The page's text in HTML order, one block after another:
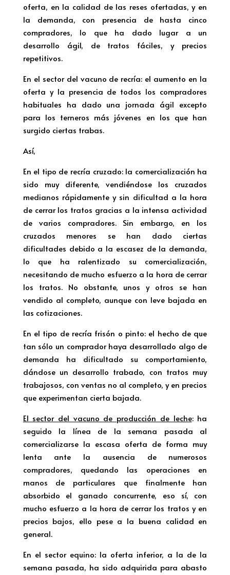
oferta, en la calidad de las reses ofertadas, y en
la demanda, con presencia de hasta cinco
compradores, lo que ha dado lugar a un
desarrollo ágil, de tratos fáciles, y precios
repetitivos.
En el sector del vacuno de recría: el aumento en la
oferta y la presencia de todos los compradores
habituales ha dado una jornada ágil excepto
para los terneros más jóvenes en los que han
surgido ciertas trabas.
Así,
En el tipo de recría cruzado: la comercialización ha
sido muy diferente, vendiéndose los cruzados
medianos rápidamente y sin dificultad a la hora
de cerrar los tratos gracias a la intensa actividad
de varios compradores. Sin embargo, en los
cruzados menores se han dado ciertas
dificultades debido a la escasez de la demanda,
lo que ha ralentizado su comercialización,
necesitando de mucho esfuerzo a la hora de cerrar
los tratos. No obstante, unos y otros se han
vendido al completo, aunque con leve bajada en
las cotizaciones.
En el tipo de recría frisón o pinto: el hecho de que
tan sólo un comprador haya desarrollado algo de
demanda ha dificultado su comportamiento,
dándose un desarrollo trabado, con tratos muy
trabajosos, con ventas no al completo, y en precios
que experimentan cierta bajada.
El sector del vacuno de producción de leche: ha
seguido la línea de la semana pasada al
comercializarse la escasa oferta de forma muy
lenta ante la ausencia de numerosos
compradores, quedando las operaciones en
manos de particulares que finalmente han
absorbido el ganado concurrente, eso sí, con
mucho esfuerzo a la hora de cerrar los tratos y en
precios bajos, ello pese a la buena calidad en
general.
En el sector equino: la oferta inferior, a la de la
semana pasada, ha sido adquirida para abasto